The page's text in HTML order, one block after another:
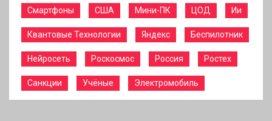
Смартфоны США Мини-ПК ЦОД Ии
Квантовые Технологии Яндекс Беспилотник
Нейросеть Роскосмос Россия Ростех
Санкции Учёные Электромобиль